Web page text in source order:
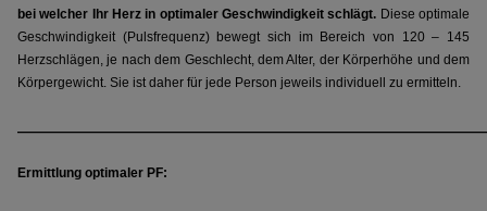
bei welcher Ihr Herz in optimaler Geschwindigkeit schlägt. Diese optimale
Geschwindigkeit (Pulsfrequenz) bewegt sich im Bereich von 120 – 145
Herzschlägen, je nach dem Geschlecht, dem Alter, der Körperhöhe und dem
Körpergewicht. Sie ist daher für jede Person jeweils individuell zu ermitteln.
Ermittlung optimaler PF: